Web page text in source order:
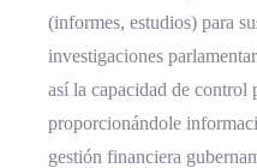
(informes, estudios) para
investigaciones
así la capacidad de
proporcionándole
gestión financiera